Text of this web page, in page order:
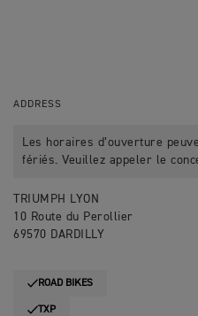
ADDRESS
Les horaires d’ouverture
fériés. Veuillez appeler le
TRIUMPH LYON
10 Route du Perollier
69570 DARDILLY
ROAD BIKES
TXP